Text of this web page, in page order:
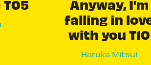
T05
Anyway, I'm
falling in
with you T10
Haruka Mitsui